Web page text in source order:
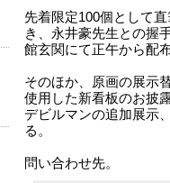
先着限定100個として
き、永井豪先生との握
館玄関にて正午から配布
そのほか、原画の展示
使用した新看板のお披
デビルマンの追加展示
る。
問い合わせ先。